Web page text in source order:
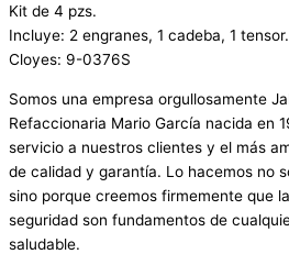
Kit de 4 pzs.
Incluye: 2 engranes, 1 cadeba, 1 tensor.
Cloyes: 9-0376S
Somos una empresa orgullosamente
Refaccionaria Mario García nacida en
servicio a nuestros clientes y el más
de calidad y garantía. Lo hacemos no
sino porque creemos firmemente que
seguridad son fundamentos de
saludable.